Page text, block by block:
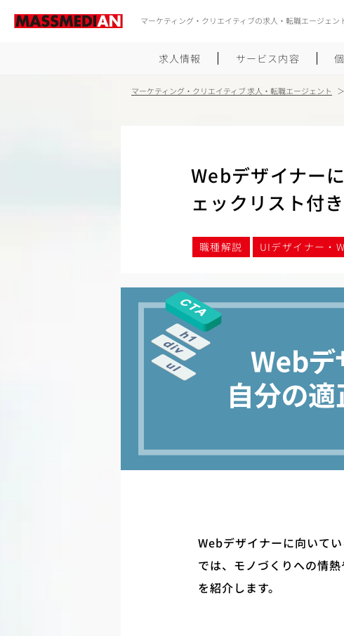
マーケティング・クリエイティブの求人・転職エージェン
求人情報 サービス内容
職
面
マーケティング・クリエイティブ 求人・転職エージェント
Webデザイナー
ェックリスト付き
職種解説 UIデザイナー・
Webデザイナーに向いて
では、モノづくりへの情
を紹介します。